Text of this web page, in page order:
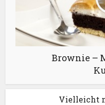
Brownie –
Vielleicht